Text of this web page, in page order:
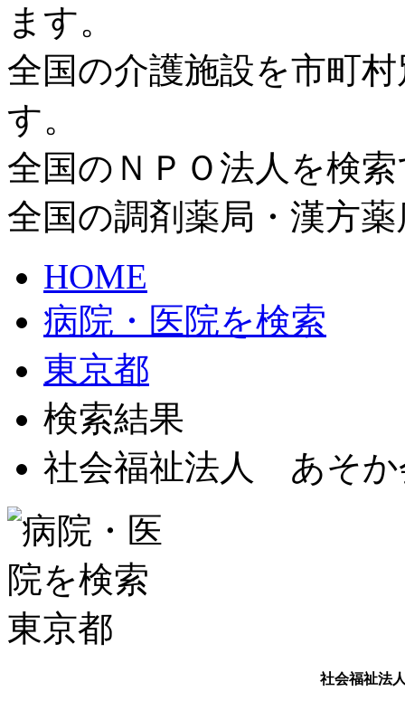
ます。
全国の介護施設を市町
す。
全国のＮＰＯ法人を検
全国の調剤薬局・漢方
HOME
病院・医院を検索
東京都
検索結果
社会福祉法人 あそ
社会福祉法